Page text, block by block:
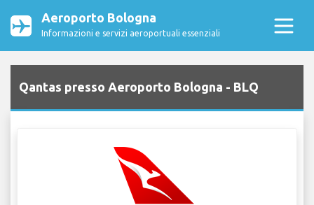
Aeroporto Bologna
Informazioni e servizi aeroportuali essenziali
Qantas presso Aeroporto Bologna - BLQ